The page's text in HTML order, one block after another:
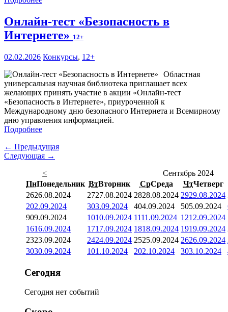
Онлайн-тест «Безопасность в
Интернете» 12+
02.02.2026 Конкурсы, 12+
Областная
универсальная научная библиотека приглашает всех
желающих принять участие в акции «Онлайн-тест
«Безопасность в Интернете», приуроченной к
Международному дню безопасного Интернета и Всемирному
дню управления информацией.
Подробнее
← Предыдущая
Следующая →
<
Сентябрь 2024
ПнПонедельник ВтВторник СрСреда ЧтЧетверг
2626.08.2024 2727.08.2024 2828.08.2024 2929.08.2024
202.09.2024 303.09.2024 404.09.2024 505.09.2024
909.09.2024 1010.09.2024 1111.09.2024 1212.09.2024
1616.09.2024 1717.09.2024 1818.09.2024 1919.09.2024
2323.09.2024 2424.09.2024 2525.09.2024 2626.09.2024
3030.09.2024 101.10.2024 202.10.2024 303.10.2024
Сегодня
Сегодня нет событий